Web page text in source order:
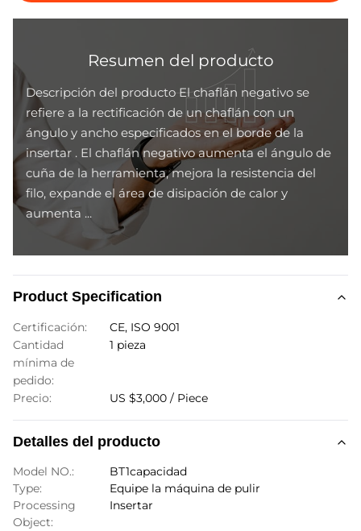
Resumen del producto
Descripción del producto El chaflán negativo se
refiere a la rectificación de un chaflán con un
ángulo y ancho especificados en el borde de la
insertar . El chaflán negativo aumenta el ángulo de
cuña de la herramienta, mejora la resistencia del
filo, expande el área de disipación de calor y
aumenta ...
Product Specification
Certificación:
CE, ISO 9001
Cantidad
mínima de
pedido:
1 pieza
Precio: US $3,000 / Piece
Detalles del producto
Model NO.:
BT1capacidad
Type:
Equipe la máquina de pulir
Processing
Object:
Insertar